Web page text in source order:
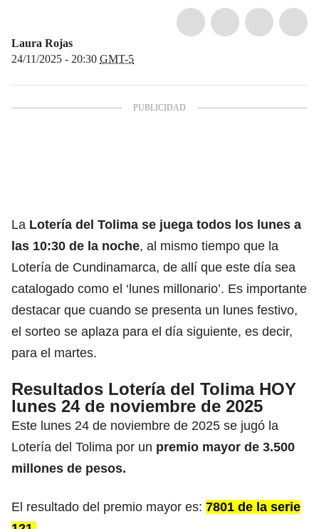
Laura Rojas
24/11/2025 - 20:30 GMT-5
La Lotería del Tolima se juega todos los lunes a
las 10:30 de la noche, al mismo tiempo que la
Lotería de Cundinamarca, de allí que este día sea
catalogado como el ‘lunes millonario’. Es importante
destacar que cuando se presenta un lunes festivo,
el sorteo se aplaza para el día siguiente, es decir,
para el martes.
Resultados Lotería del Tolima HOY
lunes 24 de noviembre de 2025
Este lunes 24 de noviembre de 2025 se jugó la
Lotería del Tolima por un premio mayor de 3.500
millones de pesos.
El resultado del premio mayor es: 7801 de la serie